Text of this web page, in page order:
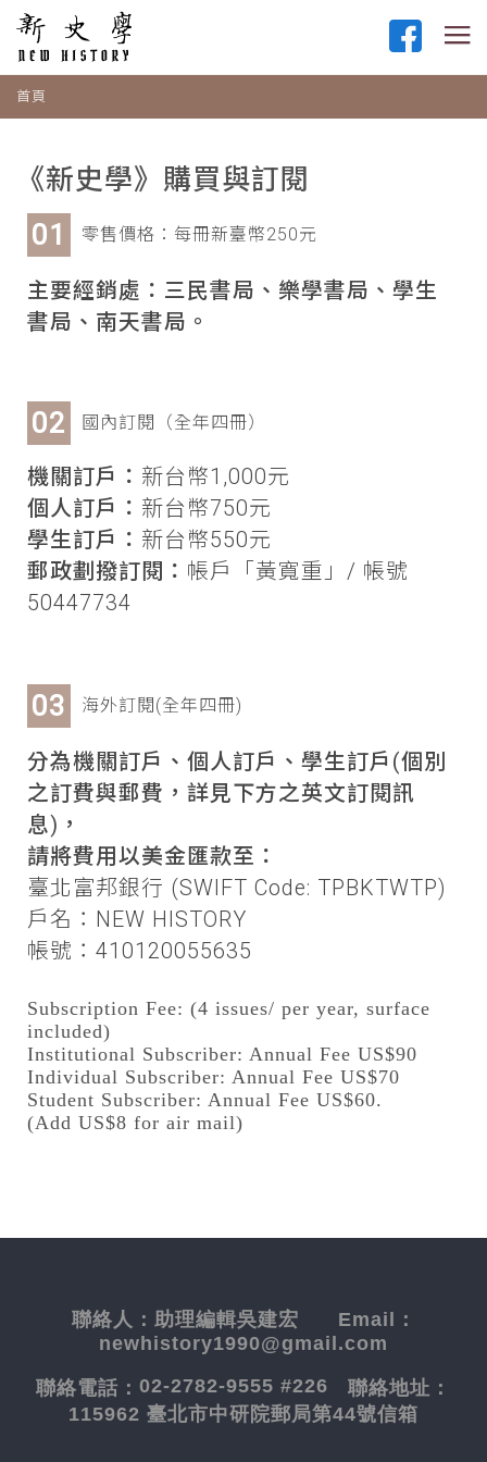
首頁
《新史學》購買與訂閱
零售價格：每冊新臺幣250元
主要經銷處：三民書局、樂學書局、學生
書局、南天書局。
國內訂閱（全年四冊）
機關訂戶： 新台幣1,000元
個人訂戶： 新台幣750元
學生訂戶： 新台幣550元
郵政劃撥訂閱： 帳戶「黃寬重」/ 帳號
50447734
海外訂閱(全年四冊)
分為機關訂戶、個人訂戶、學生訂戶(個別
之訂費與郵費，詳見下方之英文訂閱訊
息)，
請將費用以美金匯款至：
臺北富邦銀行 (SWIFT Code: TPBKTWTP)
戶名：NEW HISTORY
帳號：410120055635
Subscription Fee: (4 issues/ per year, surface
included)
Institutional Subscriber: Annual Fee US$90
Individual Subscriber: Annual Fee US$70
Student Subscriber: Annual Fee US$60.
(Add US$8 for air mail)
聯絡人： 助理編輯吳建宏 Email：
newhistory1990@gmail.com
聯絡電話： 02-2782-9555 #226 聯絡地址：
115962 臺北市中研院郵局第44號信箱